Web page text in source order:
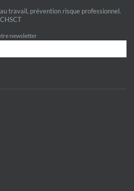
travail, prévention risque professionnel.
newsletter